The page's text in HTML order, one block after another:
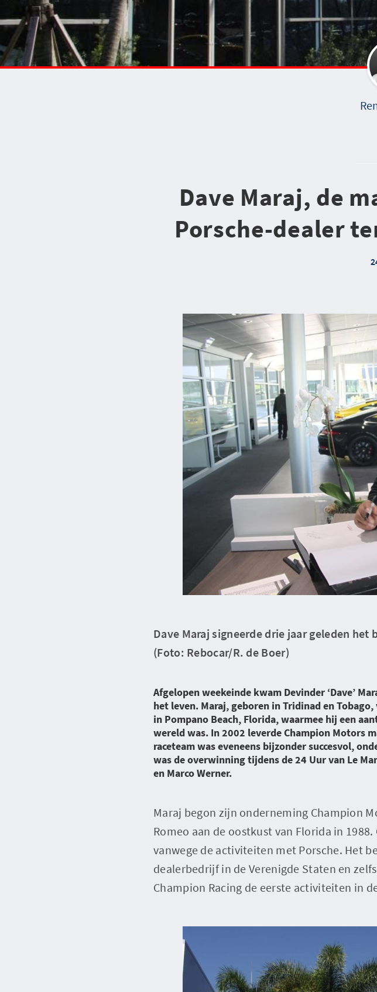
Dave Maraj, de
Porsche-dealer
Dave Maraj signeerde drie jaar geleden
(Foto: Rebocar/R. de Boer)
Afgelopen weekeinde kwam Devinder ‘Dave’
het leven. Maraj, geboren in Tridinad en
in Pompano Beach, Florida, waarmee hij een
wereld was. In 2002 leverde Champion Motors
raceteam was eveneens bijzonder succesvol,
was de overwinning tijdens de 24 Uur van Le
en Marco Werner.
Maraj begon zijn onderneming Champion
Romeo aan de oostkust van Florida in
vanwege de activiteiten met Porsche. Het
dealerbedrijf in de Verenigde Staten en
Champion Racing de eerste activiteiten in